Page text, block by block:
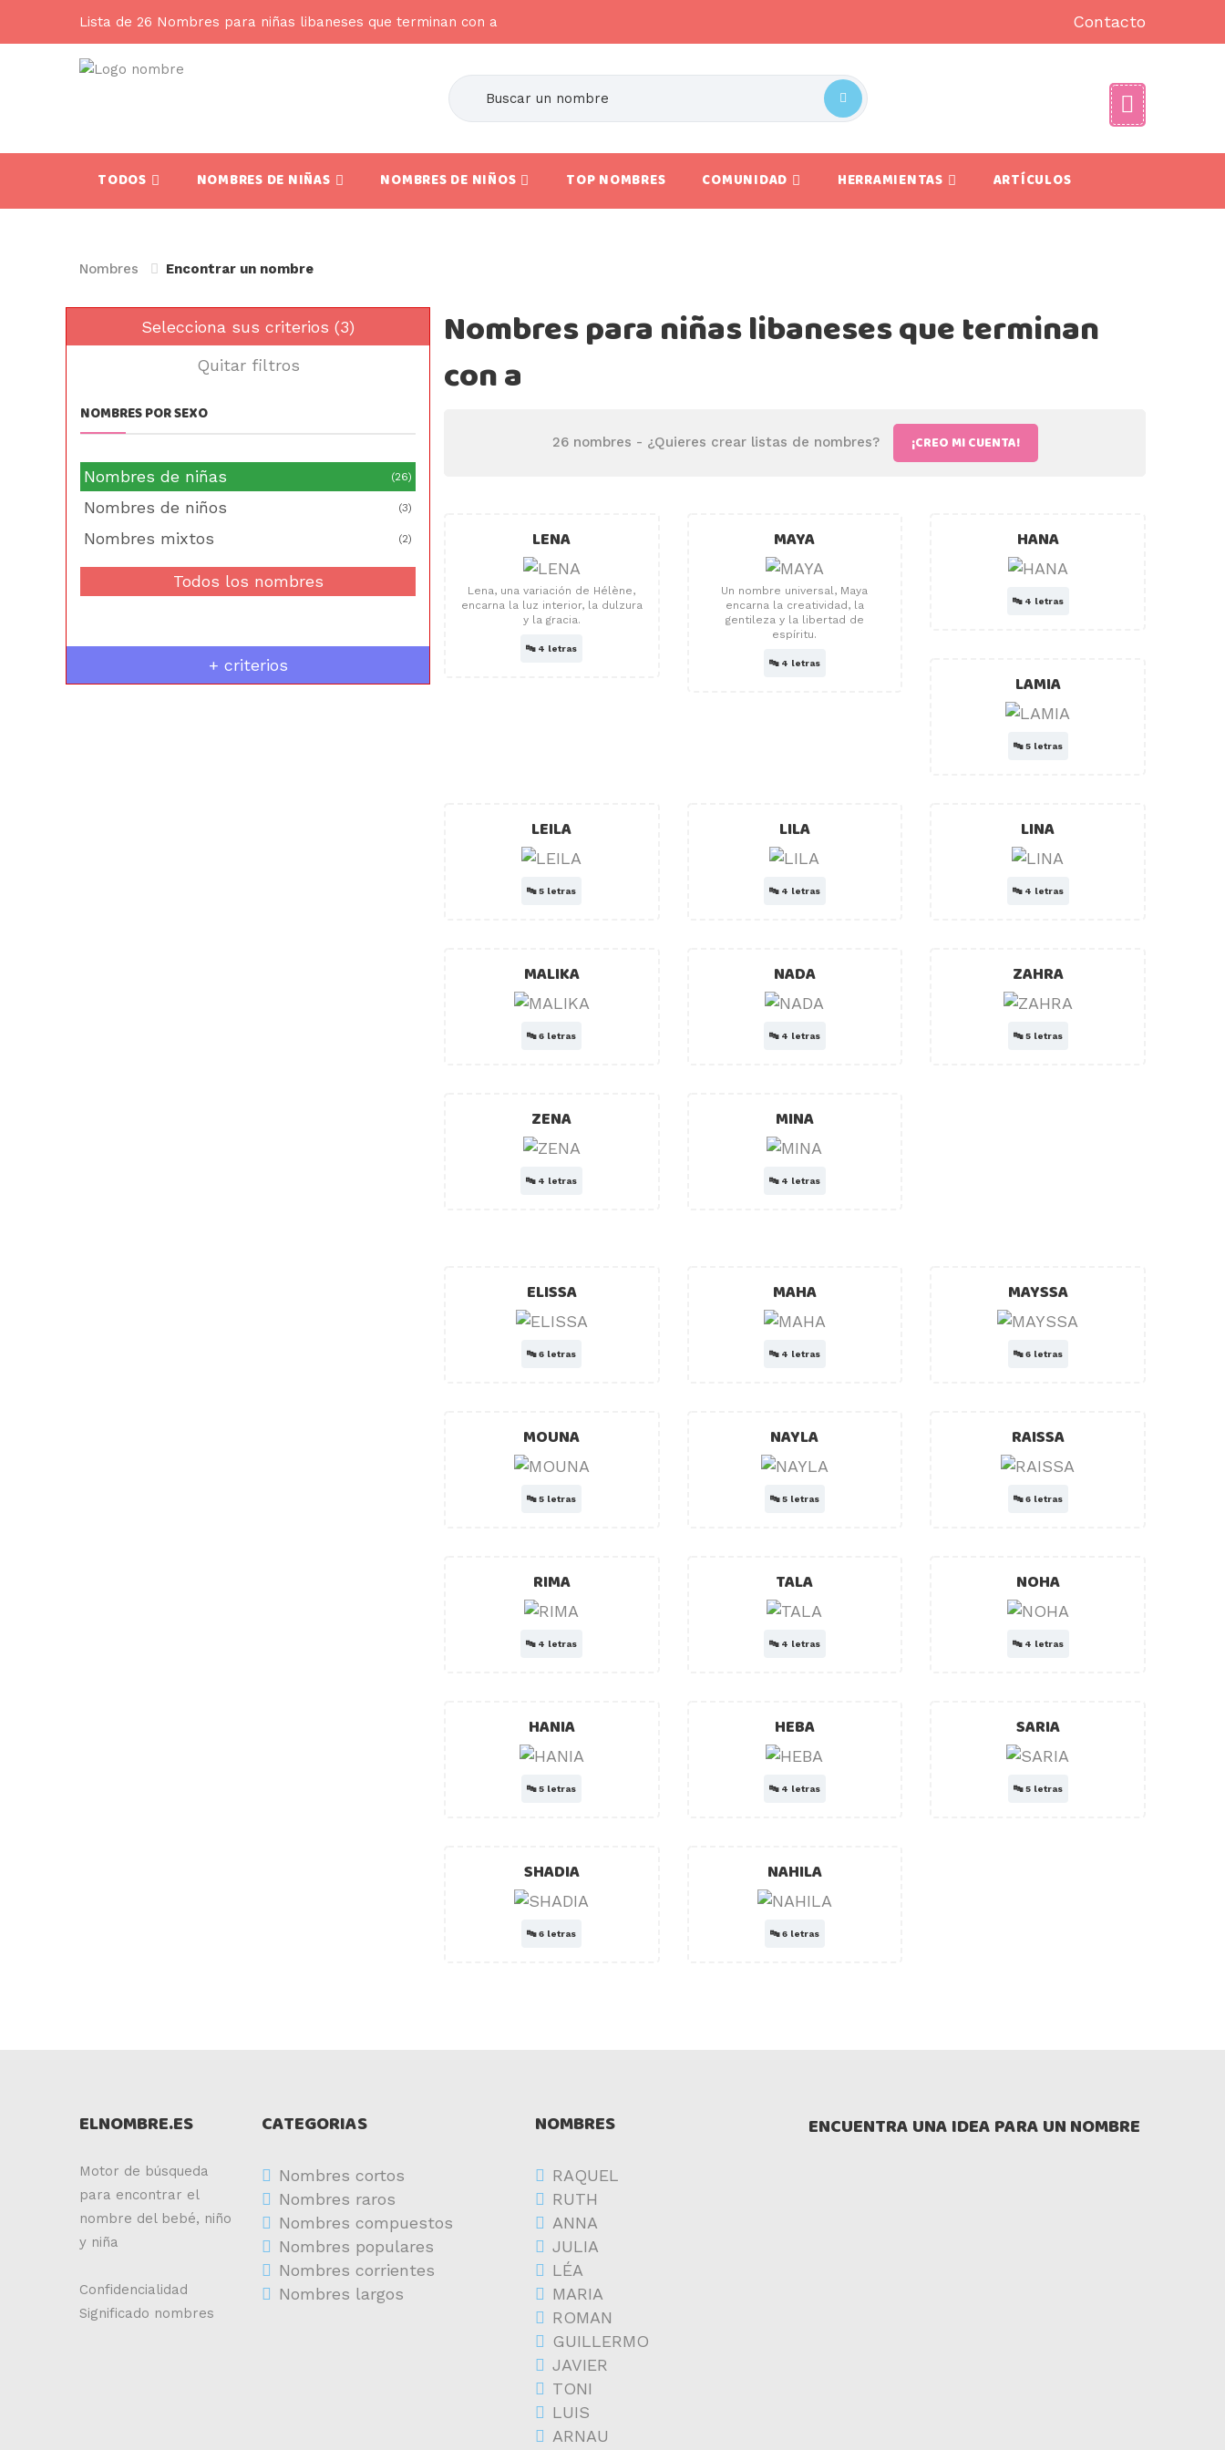
Lista de 26 Nombres para niñas libaneses que terminan con a Contacto
TODOS NOMBRES DE NIÑAS NOMBRES DE NIÑOS TOP NOMBRES COMUNIDAD HERRAMIENTAS ARTÍCULOS
Nombres Encontrar un nombre
Selecciona sus criterios (3)
Quitar filtros
NOMBRES POR SEXO
Nombres de niñas (26)
Nombres de niños (3)
Nombres mixtos (2)
Todos los nombres
+ criterios
Nombres para niñas libaneses que terminan
con a
26 nombres - ¿Quieres crear listas de nombres? ¡CREO MI CUENTA!
LENA
Lena, una variación de Hélène,
encarna la luz interior, la dulzura
y la gracia.
🔤 4 letras
MAYA
Un nombre universal, Maya
encarna la creatividad, la
gentileza y la libertad de
espíritu.
🔤 4 letras
HANA
🔤 4 letras
LAMIA
🔤5 letras
LEILA
🔤5 letras
LILA
🔤 4 letras
LINA
🔤 4 letras
MALIKA
🔤6 letras
NADA
🔤 4 letras
ZAHRA
🔤5 letras
ZENA
🔤 4 letras
MINA
🔤 4 letras
ELISSA
🔤6 letras
MAHA
🔤 4 letras
MAYSSA
🔤6 letras
MOUNA
🔤5 letras
NAYLA
🔤5 letras
RAISSA
🔤6 letras
RIMA
🔤 4 letras
TALA
🔤 4 letras
NOHA
🔤 4 letras
HANIA
🔤5 letras
HEBA
🔤 4 letras
SARIA
🔤5 letras
SHADIA
🔤6 letras
NAHILA
🔤6 letras
ELNOMBRE.ES
Motor de búsqueda
para encontrar el
nombre del bebé, niño
y niña
Confidencialidad
Significado nombres
CATEGORIAS
Nombres cortos
Nombres raros
Nombres compuestos
Nombres populares
Nombres corrientes
Nombres largos
NOMBRES
RAQUEL
RUTH
ANNA
JULIA
LÉA
MARIA
ROMAN
GUILLERMO
JAVIER
TONI
LUIS
ARNAU
ENCUENTRA UNA IDEA PARA UN NOMBRE